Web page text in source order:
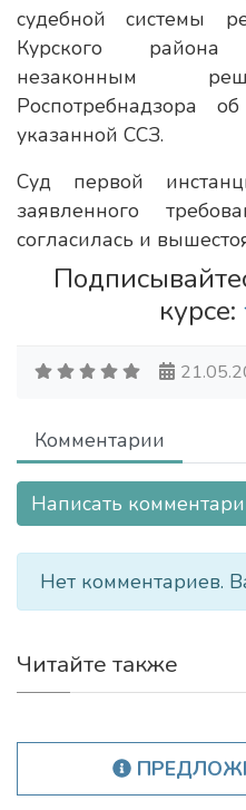
судебной системы
Курского
незаконным
Роспотребнадзора
указанной ССЗ.
Суд первой
заявленного
согласилась и
курсе:
Комментарии
Написать
Нет комментариев.
Читайте также